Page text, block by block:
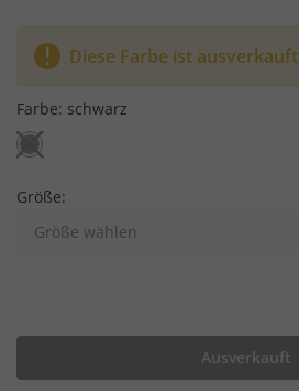
Diese Farbe ist ausverkauft
Farbe: schwarz
Größe:
Größe wählen
Ausverkauft